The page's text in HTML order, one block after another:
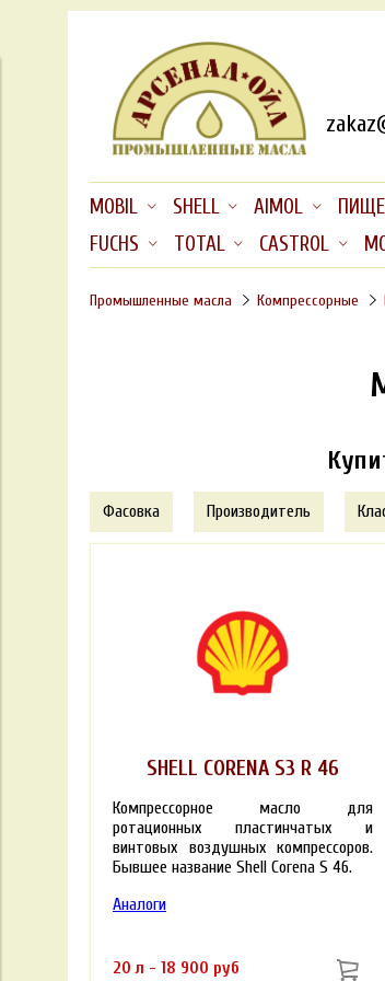
MOBIL SHELL AIMOL
FUCHS
TOTAL CASTROL
Промышленные масла Компрессорные
Фасовка Производитель
SHELL CORENA S3 R 46
Компрессорное масло для
ротационных пластинчатых и
винтовых воздушных компрессоров.
Бывшее название Shell Corena S 46.
Аналоги
20 л - 18 900 руб